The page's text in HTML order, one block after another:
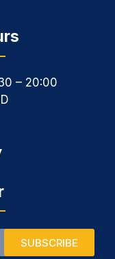
– 20:00
SUBSCRIBE